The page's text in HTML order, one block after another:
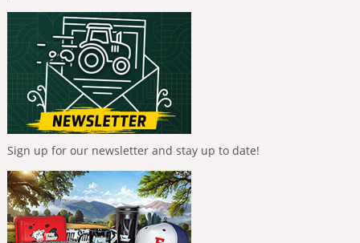
Sign up for our newsletter and stay up to date!